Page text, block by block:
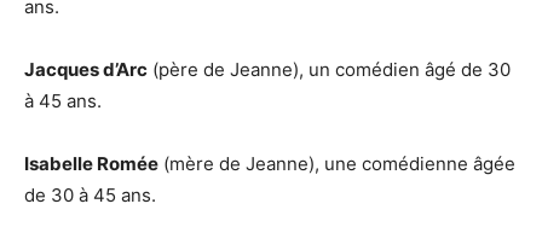
ans.
Jacques d’Arc (père de Jeanne), un comédien âgé de 30
à 45 ans.
Isabelle Romée (mère de Jeanne), une comédienne âgée
de 30 à 45 ans.